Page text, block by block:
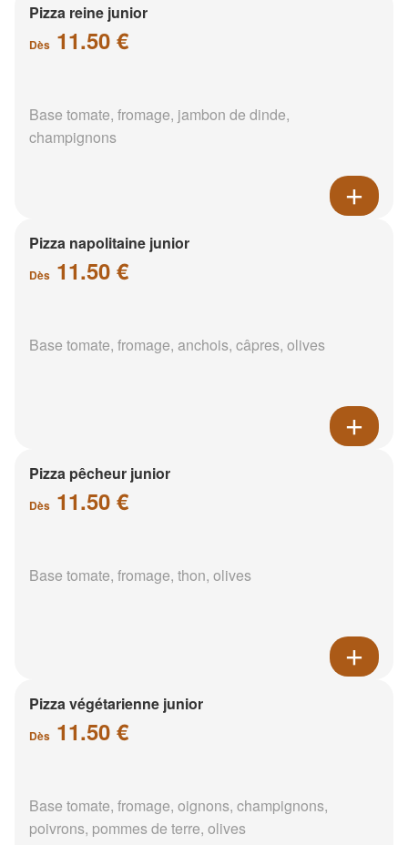
Pizza reine junior
Dès 11.50 €
Base tomate, fromage, jambon de dinde,
champignons
Pizza napolitaine junior
Dès 11.50 €
Base tomate, fromage, anchois, câpres, olives
Pizza pêcheur junior
Dès 11.50 €
Base tomate, fromage, thon, olives
Pizza végétarienne junior
Dès 11.50 €
Base tomate, fromage, oignons, champignons,
poivrons, pommes de terre, olives